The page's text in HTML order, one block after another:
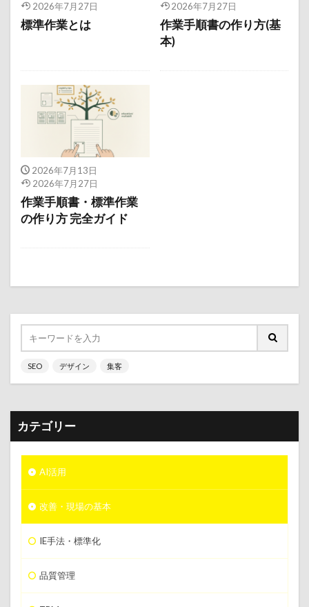
2026年7月27日
標準作業とは
2026年7月27日
作業手順書の作り方(基
本)
2026年7月13日
2026年7月27日
作業手順書・標準作業
の作り方 完全ガイド
SEO デザイン 集客
カテゴリー
AI活用
改善・現場の基本
IE手法・標準化
品質管理